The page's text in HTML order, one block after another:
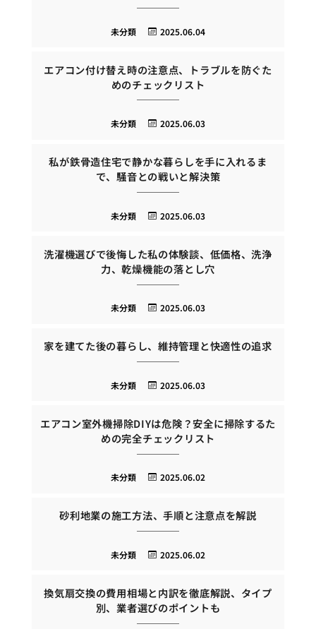
2025.06.04
未分類
エアコン付け替え時の注意点、トラブルを防ぐた
めのチェックリスト
2025.06.03
未分類
私が鉄骨造住宅で静かな暮らしを手に入れるま
で、騒音との戦いと解決策
2025.06.03
未分類
洗濯機選びで後悔した私の体験談、低価格、洗浄
力、乾燥機能の落とし穴
2025.06.03
未分類
家を建てた後の暮らし、維持管理と快適性の追求
2025.06.03
未分類
エアコン室外機掃除DIYは危険？安全に掃除するた
めの完全チェックリスト
2025.06.02
未分類
砂利地業の施工方法、手順と注意点を解説
2025.06.02
未分類
換気扇交換の費用相場と内訳を徹底解説、タイプ
別、業者選びのポイントも